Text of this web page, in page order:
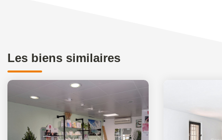
Les biens similaires